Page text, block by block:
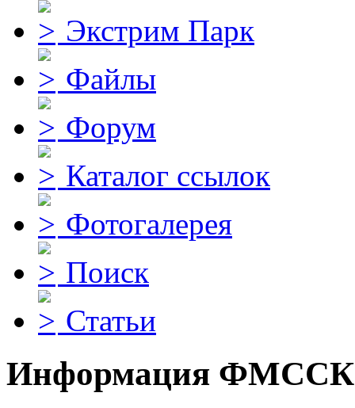
Экстрим Парк
Файлы
Форум
Каталог ссылок
Фотогалерея
Поиск
Статьи
Информация ФМССК